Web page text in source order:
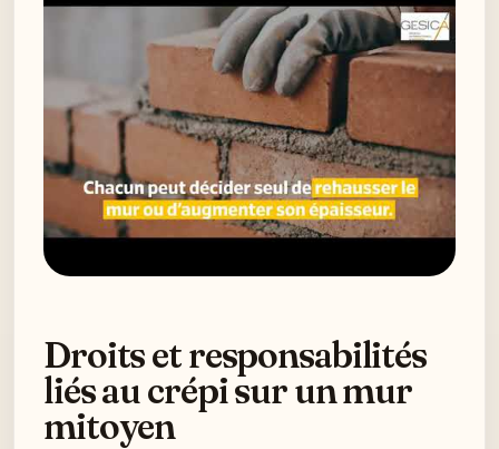
Droits et responsabilités
liés au crépi sur un mur
mitoyen